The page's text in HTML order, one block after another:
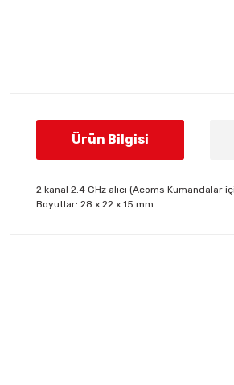
Ürün Bilgisi
2 kanal 2.4 GHz alıcı (Acoms Kumandalar
Boyutlar: 28 x 22 x 15 mm